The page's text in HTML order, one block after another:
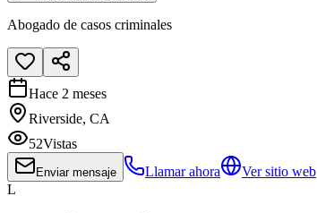
Abogado de casos criminales
Hace 2 meses
Riverside, CA
52Vistas
Enviar mensaje Llamar ahora
Ver sitio web
L